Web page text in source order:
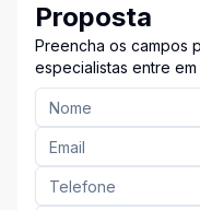
Proposta
Preencha os campos
especialistas entre